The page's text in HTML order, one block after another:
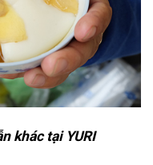
khác tại YURI